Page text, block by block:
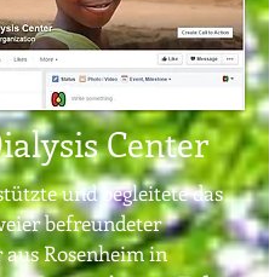
Center
und begleitete das
befreundeter
Rosenheim in